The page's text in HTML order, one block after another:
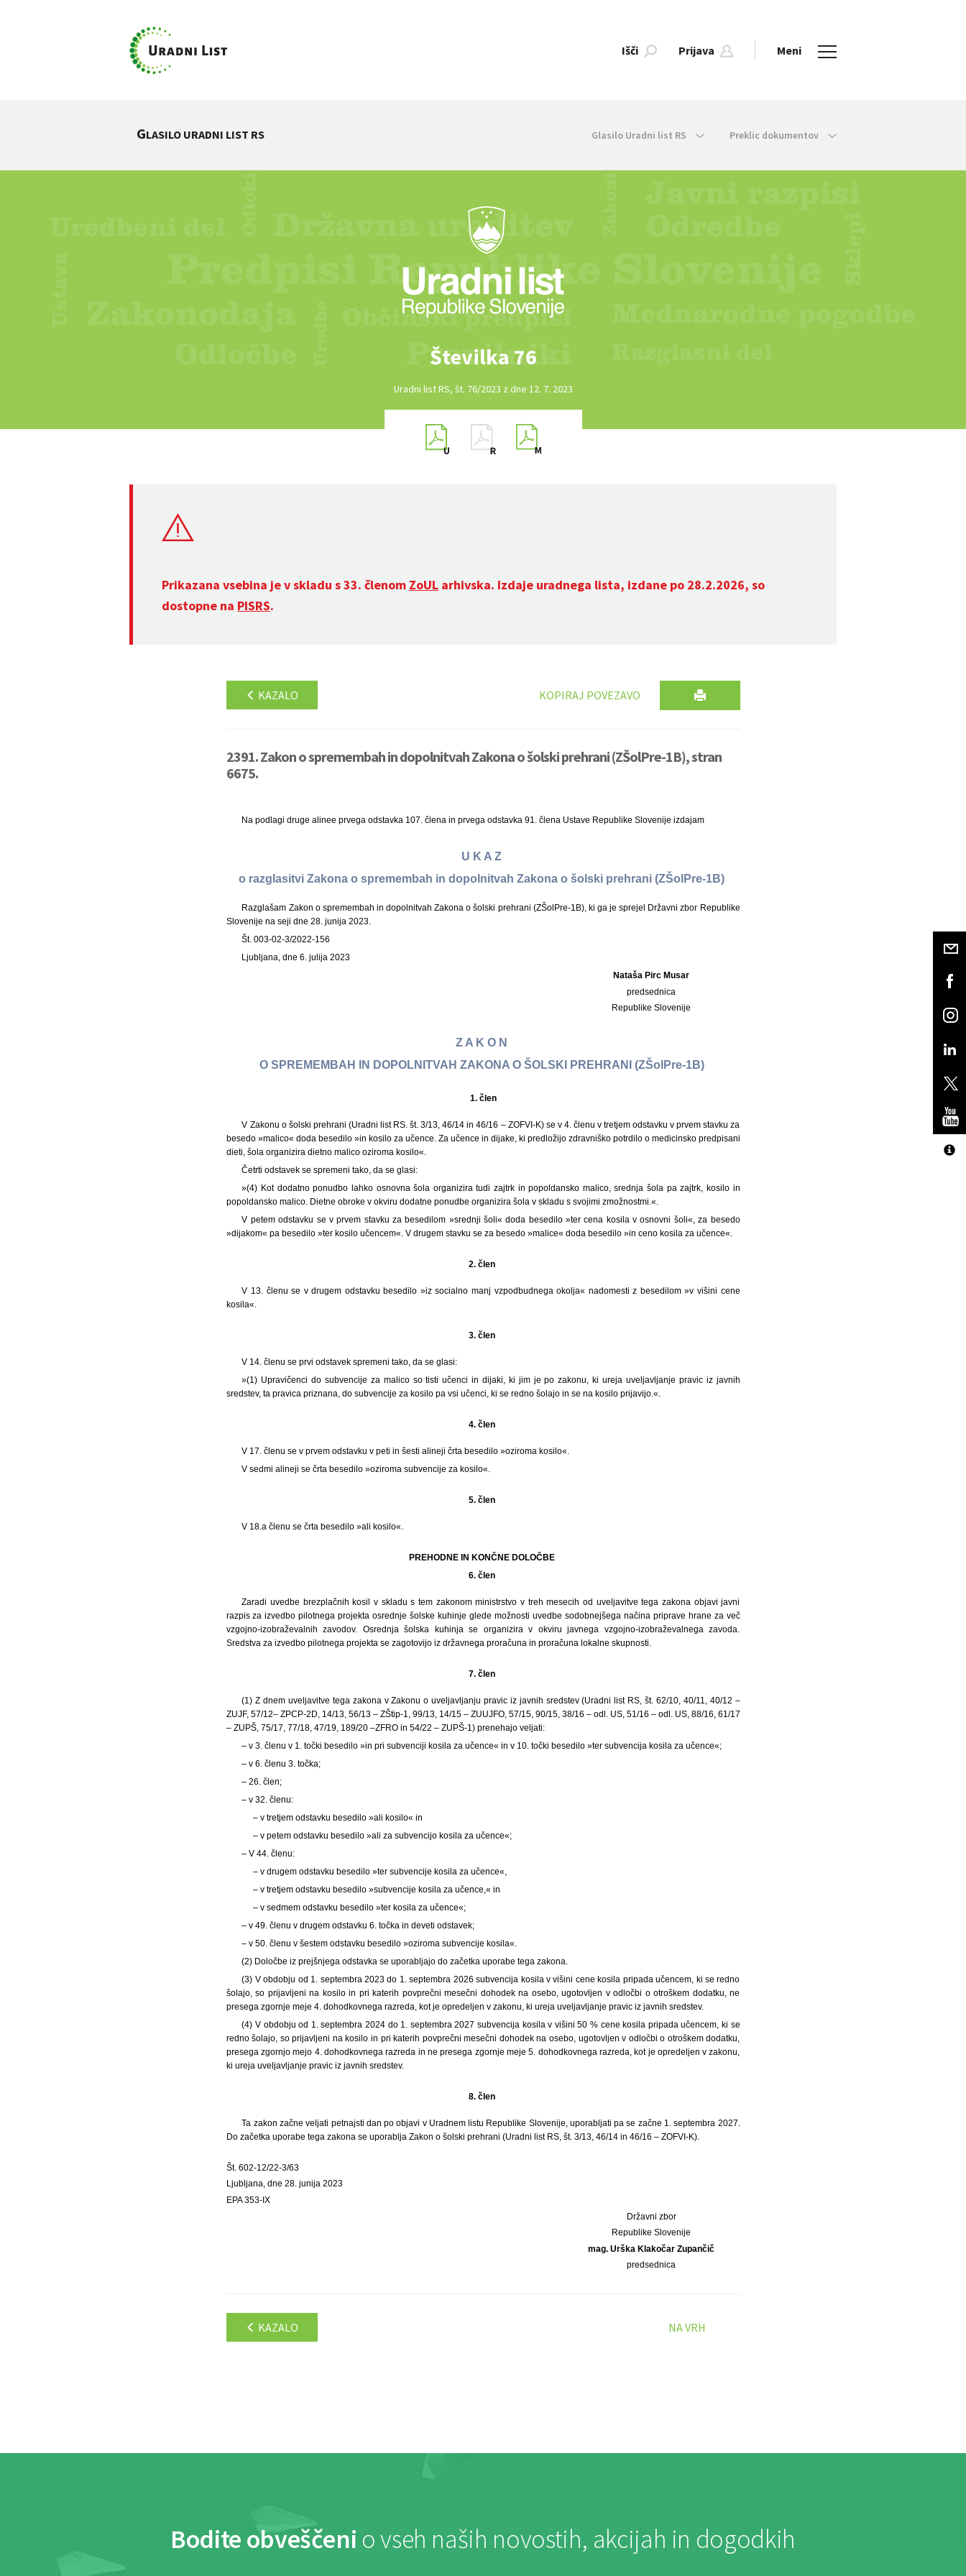
Išči Prijava Meni
GLASILO URADNI LIST RS Glasilo Uradni list RS Preklic dokumentov
Številka 76
Uradni list RS, št. 76/2023 z dne 12. 7. 2023
Prikazana vsebina je v skladu s 33. členom ZoUL arhivska. Izdaje uradnega lista, izdane po 28.2.2026, so
dostopne na PISRS.
KAZALO KOPIRAJ POVEZAVO
2391. Zakon o spremembah in dopolnitvah Zakona o šolski prehrani (ZŠolPre-1B), stran
6675.
Na podlagi druge alinee prvega odstavka 107. člena in prvega odstavka 91. člena Ustave Republike Slovenije izdajam
U K A Z
o razglasitvi Zakona o spremembah in dopolnitvah Zakona o šolski prehrani (ZŠolPre-1B)
Razglašam Zakon o spremembah in dopolnitvah Zakona o šolski prehrani (ZŠolPre-1B), ki ga je sprejel Državni zbor Republike
Slovenije na seji dne 28. junija 2023.
Št. 003-02-3/2022-156
Ljubljana, dne 6. julija 2023
Nataša Pirc Musar
predsednica
Republike Slovenije
Z A K O N
O SPREMEMBAH IN DOPOLNITVAH ZAKONA O ŠOLSKI PREHRANI (ZŠolPre-1B)
1. člen
V Zakonu o šolski prehrani (Uradni list RS. št. 3/13, 46/14 in 46/16 – ZOFVI-K) se v 4. členu v tretjem odstavku v prvem stavku za
besedo »malico« doda besedilo »in kosilo za učence. Za učence in dijake, ki predložijo zdravniško potrdilo o medicinsko predpisani
dieti, šola organizira dietno malico oziroma kosilo«.
Četrti odstavek se spremeni tako, da se glasi:
»(4) Kot dodatno ponudbo lahko osnovna šola organizira tudi zajtrk in popoldansko malico, srednja šola pa zajtrk, kosilo in
popoldansko malico. Dietne obroke v okviru dodatne ponudbe organizira šola v skladu s svojimi zmožnostmi.«.
V petem odstavku se v prvem stavku za besedilom »srednji šoli« doda besedilo »ter cena kosila v osnovni šoli«, za besedo
»dijakom« pa besedilo »ter kosilo učencem«. V drugem stavku se za besedo »malice« doda besedilo »in ceno kosila za učence«.
2. člen
V 13. členu se v drugem odstavku besedilo »iz socialno manj vzpodbudnega okolja« nadomesti z besedilom »v višini cene
kosila«.
3. člen
V 14. členu se prvi odstavek spremeni tako, da se glasi:
»(1) Upravičenci do subvencije za malico so tisti učenci in dijaki, ki jim je po zakonu, ki ureja uveljavljanje pravic iz javnih
sredstev, ta pravica priznana, do subvencije za kosilo pa vsi učenci, ki se redno šolajo in se na kosilo prijavijo.«.
4. člen
V 17. členu se v prvem odstavku v peti in šesti alineji črta besedilo »oziroma kosilo«.
V sedmi alineji se črta besedilo »oziroma subvencije za kosilo«.
5. člen
V 18.a členu se črta besedilo »ali kosilo«.
PREHODNE IN KONČNE DOLOČBE
6. člen
Zaradi uvedbe brezplačnih kosil v skladu s tem zakonom ministrstvo v treh mesecih od uveljavitve tega zakona objavi javni
razpis za izvedbo pilotnega projekta osrednje šolske kuhinje glede možnosti uvedbe sodobnejšega načina priprave hrane za več
vzgojno-izobraževalnih zavodov. Osrednja šolska kuhinja se organizira v okviru javnega vzgojno-izobraževalnega zavoda.
Sredstva za izvedbo pilotnega projekta se zagotovijo iz državnega proračuna in proračuna lokalne skupnosti.
7. člen
(1) Z dnem uveljavitve tega zakona v Zakonu o uveljavljanju pravic iz javnih sredstev (Uradni list RS, št. 62/10, 40/11, 40/12 –
ZUJF, 57/12– ZPCP-2D, 14/13, 56/13 – ZŠtip-1, 99/13, 14/15 – ZUUJFO, 57/15, 90/15, 38/16 – odl. US, 51/16 – odl. US, 88/16, 61/17
– ZUPŠ, 75/17, 77/18, 47/19, 189/20 –ZFRO in 54/22 – ZUPŠ-1) prenehajo veljati:
– v 3. členu v 1. točki besedilo »in pri subvenciji kosila za učence« in v 10. točki besedilo »ter subvencija kosila za učence«;
– v 6. členu 3. točka;
– 26. člen;
– v 32. členu:
– v tretjem odstavku besedilo »ali kosilo« in
– v petem odstavku besedilo »ali za subvencijo kosila za učence«;
– V 44. členu:
– v drugem odstavku besedilo »ter subvencije kosila za učence«,
– v tretjem odstavku besedilo »subvencije kosila za učence,« in
– v sedmem odstavku besedilo »ter kosila za učence«;
– v 49. členu v drugem odstavku 6. točka in deveti odstavek;
– v 50. členu v šestem odstavku besedilo »oziroma subvencije kosila«.
(2) Določbe iz prejšnjega odstavka se uporabljajo do začetka uporabe tega zakona.
(3) V obdobju od 1. septembra 2023 do 1. septembra 2026 subvencija kosila v višini cene kosila pripada učencem, ki se redno
šolajo, so prijavljeni na kosilo in pri katerih povprečni mesečni dohodek na osebo, ugotovljen v odločbi o otroškem dodatku, ne
presega zgornje meje 4. dohodkovnega razreda, kot je opredeljen v zakonu, ki ureja uveljavljanje pravic iz javnih sredstev.
(4) V obdobju od 1. septembra 2024 do 1. septembra 2027 subvencija kosila v višini 50 % cene kosila pripada učencem, ki se
redno šolajo, so prijavljeni na kosilo in pri katerih povprečni mesečni dohodek na osebo, ugotovljen v odločbi o otroškem dodatku,
presega zgornjo mejo 4. dohodkovnega razreda in ne presega zgornje meje 5. dohodkovnega razreda, kot je opredeljen v zakonu,
ki ureja uveljavljanje pravic iz javnih sredstev.
8. člen
Ta zakon začne veljati petnajsti dan po objavi v Uradnem listu Republike Slovenije, uporabljati pa se začne 1. septembra 2027.
Do začetka uporabe tega zakona se uporablja Zakon o šolski prehrani (Uradni list RS, št. 3/13, 46/14 in 46/16 – ZOFVI-K).
Št. 602-12/22-3/63
Ljubljana, dne 28. junija 2023
EPA 353-IX
Državni zbor
Republike Slovenije
mag. Urška Klakočar Zupančič
predsednica
KAZALO NA VRH
Bodite obveščeni o vseh naših novostih, akcijah in dogodkih